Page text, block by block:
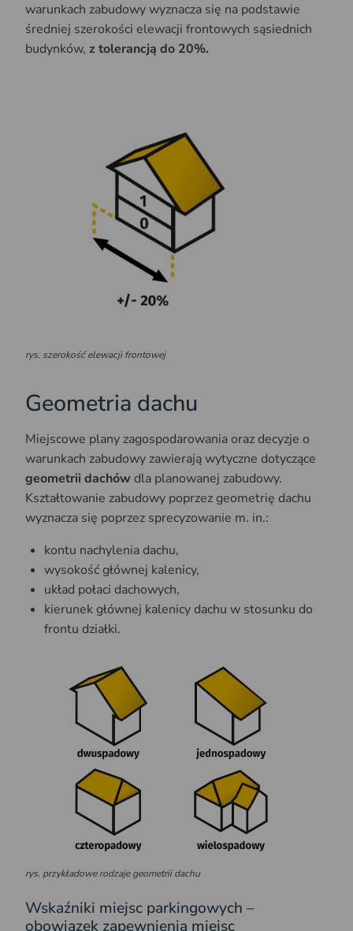
warunkach zabudowy wyznacza się na podstawie
średniej szerokości elewacji frontowych sąsiednich
budynków, z tolerancją do 20%.
rys. szerokość elewacji frontowej
Geometria dachu
Miejscowe plany zagospodarowania oraz decyzje o
warunkach zabudowy zawierają wytyczne dotyczące
geometrii dachówdla planowanej zabudowy.
Kształtowanie zabudowy poprzez geometrię dachu
wyznacza się poprzez sprecyzowanie m. in.:
kontu nachylenia dachu,
wysokość głównej kalenicy,
układ połaci dachowych,
kierunek głównej kalenicy dachu w stosunku do
frontu działki.
rys. przykładowe rodzaje geometrii dachu
Wskaźniki miejsc parkingowych –
obowiązek zapewnienia miejsc